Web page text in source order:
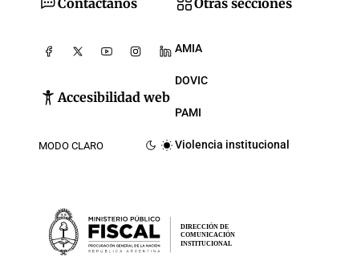
Accesibilidad web
MODO CLARO
AMIA
DOVIC
PAMI
Violencia institucional
DIRECCIÓN DE
COMUNICACIÓN
INSTITUCIONAL